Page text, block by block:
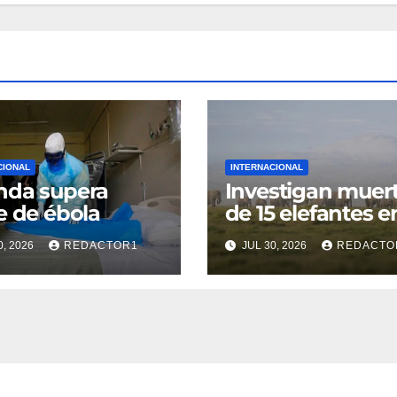
supera
de ébola
2026 REDACTOR1
INTERNACIONAL
Investigan
de 15 elefantes
Kenia
JUL 30, 2026